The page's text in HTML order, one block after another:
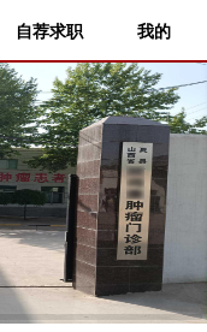
自荐求职 我的